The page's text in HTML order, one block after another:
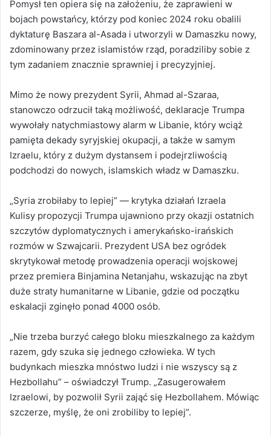
Pomysł ten opiera się na założeniu, że zaprawieni w
bojach powstańcy, którzy pod koniec 2024 roku obalili
dyktaturę Baszara al-Asada i utworzyli w Damaszku nowy,
zdominowany przez islamistów rząd, poradziliby sobie z
tym zadaniem znacznie sprawniej i precyzyjniej.
Mimo że nowy prezydent Syrii, Ahmad al-Szaraa,
stanowczo odrzucił taką możliwość, deklaracje Trumpa
wywołały natychmiastowy alarm w Libanie, który wciąż
pamięta dekady syryjskiej okupacji, a także w samym
Izraelu, który z dużym dystansem i podejrzliwością
podchodzi do nowych, islamskich władz w Damaszku.
„Syria zrobiłaby to lepiej” — krytyka działań Izraela
Kulisy propozycji Trumpa ujawniono przy okazji ostatnich
szczytów dyplomatycznych i amerykańsko-irańskich
rozmów w Szwajcarii. Prezydent USA bez ogródek
skrytykował metodę prowadzenia operacji wojskowej
przez premiera Binjamina Netanjahu, wskazując na zbyt
duże straty humanitarne w Libanie, gdzie od początku
eskalacji zginęło ponad 4000 osób.
„Nie trzeba burzyć całego bloku mieszkalnego za każdym
razem, gdy szuka się jednego człowieka. W tych
budynkach mieszka mnóstwo ludzi i nie wszyscy są z
Hezbollahu” – oświadczył Trump. „Zasugerowałem
Izraelowi, by pozwolił Syrii zająć się Hezbollahem. Mówiąc
szczerze, myślę, że oni zrobiliby to lepiej”.